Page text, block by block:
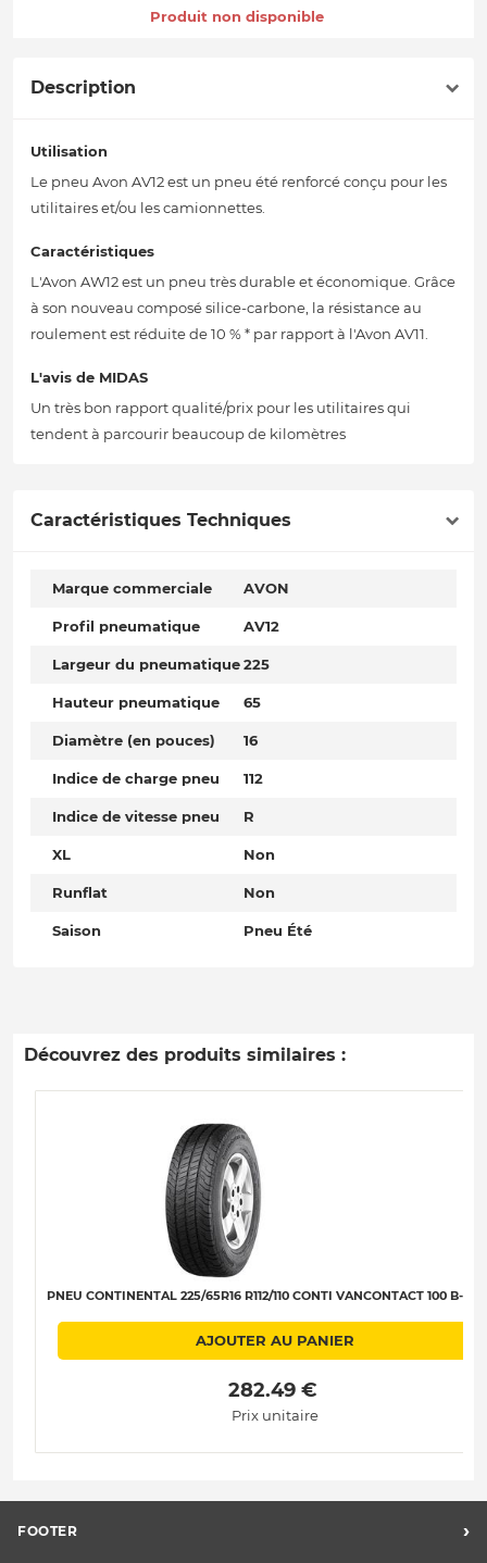
Produit non disponible
Description
Utilisation
Le pneu Avon AV12 est un pneu été renforcé conçu pour les
utilitaires et/ou les camionnettes.
Caractéristiques
L'Avon AW12 est un pneu très durable et économique. Grâce
à son nouveau composé silice-carbone, la résistance au
roulement est réduite de 10 % * par rapport à l'Avon AV11.
L'avis de MIDAS
Un très bon rapport qualité/prix pour les utilitaires qui
tendent à parcourir beaucoup de kilomètres
Caractéristiques Techniques
Marque commerciale AVON
Profil pneumatique AV12
Largeur du pneumatique225
Hauteur pneumatique 65
Diamètre (en pouces) 16
Indice de charge pneu 112
Indice de vitesse pneu R
XL Non
Runflat Non
Saison Pneu Été
Découvrez des produits similaires :
PNEU CONTINENTAL 225/65R16 R112/110 CONTI VANCONTACT 100 B-B-
AJOUTER AU PANIER
282.49 €
Prix unitaire
FOOTER ›